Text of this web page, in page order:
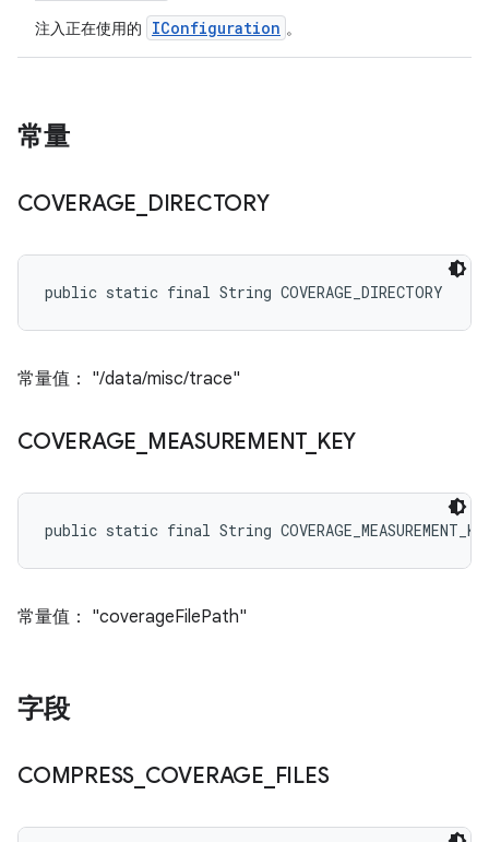
注入正在使用的 IConfiguration 。
常量
COVERAGE DIRECTORY
public static final String COVERAGE_DIRECTORY
常量值： "/data/misc/trace"
COVERAGE MEASUREMENT_ KEY
public static final String
常量值： "coverageFilePath"
字段
COMPRESS COVERAGE FILES